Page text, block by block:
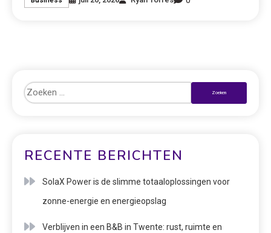
RECENTE BERICHTEN
SolaX Power is de slimme totaaloplossingen voor
zonne-energie en energieopslag
Verblijven in een B&B in Twente: rust, ruimte en